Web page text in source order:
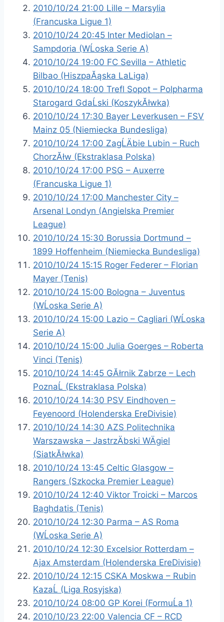
2010/10/24 21:00 Lille – Marsylia
(Francuska Ligue 1)
2010/10/24 20:45 Inter Mediolan –
Sampdoria (WĹoska Serie A)
2010/10/24 19:00 FC Sevilla – Athletic
Bilbao (HiszpaĂąska LaLiga)
2010/10/24 18:00 Trefl Sopot – Polpharma
Starogard GdaĹski (KoszykĂłwka)
2010/10/24 17:30 Bayer Leverkusen – FSV
Mainz 05 (Niemiecka Bundesliga)
2010/10/24 17:00 ZagĹÄbie Lubin – Ruch
ChorzĂłw (Ekstraklasa Polska)
2010/10/24 17:00 PSG – Auxerre
(Francuska Ligue 1)
2010/10/24 17:00 Manchester City –
Arsenal Londyn (Angielska Premier
League)
2010/10/24 15:30 Borussia Dortmund –
1899 Hoffenheim (Niemiecka Bundesliga)
2010/10/24 15:15 Roger Federer – Florian
Mayer (Tenis)
2010/10/24 15:00 Bologna – Juventus
(WĹoska Serie A)
2010/10/24 15:00 Lazio – Cagliari (WĹoska
Serie A)
2010/10/24 15:00 Julia Goerges – Roberta
Vinci (Tenis)
2010/10/24 14:45 GĂłrnik Zabrze – Lech
PoznaĹ (Ekstraklasa Polska)
2010/10/24 14:30 PSV Eindhoven –
Feyenoord (Holenderska EreDivisie)
2010/10/24 14:30 AZS Politechnika
Warszawska – JastrzÄbski WÄgiel
(SiatkĂłwka)
2010/10/24 13:45 Celtic Glasgow –
Rangers (Szkocka Premier League)
2010/10/24 12:40 Viktor Troicki – Marcos
Baghdatis (Tenis)
2010/10/24 12:30 Parma – AS Roma
(WĹoska Serie A)
2010/10/24 12:30 Excelsior Rotterdam –
Ajax Amsterdam (Holenderska EreDivisie)
2010/10/24 12:15 CSKA Moskwa – Rubin
KazaĹ (Liga Rosyjska)
2010/10/24 08:00 GP Korei (FormuĹa 1)
2010/10/23 22:00 Valencia CF – RCD